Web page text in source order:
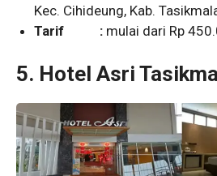
Kec. Cihideung, Kab.
Tarif : mulai dari Rp
5. Hotel Asri